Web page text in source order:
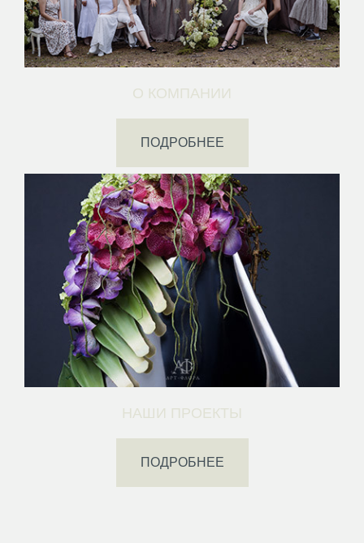
О КОМПАНИИ
ПОДРОБНЕЕ
НАШИ ПРОЕКТЫ
ПОДРОБНЕЕ